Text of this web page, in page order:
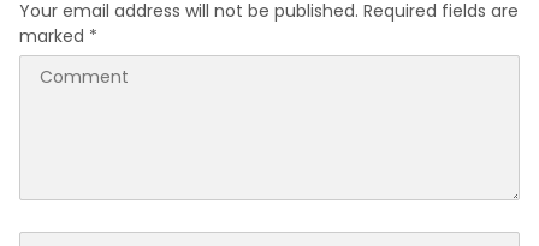
Your email address will not be published. Required fields are
marked *